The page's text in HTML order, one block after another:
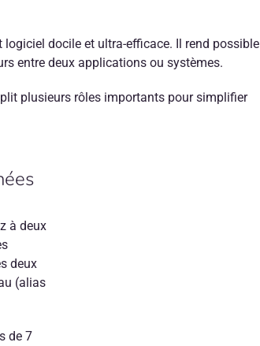
docile et ultra-efficace. Il rend possible
entre deux applications ou systèmes.
plusieurs rôles importants pour simplifier
à deux
deux
(alias
de 7